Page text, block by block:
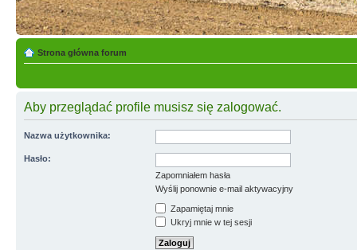
Strona główna forum
Aby przeglądać profile musisz się zalogować.
Nazwa użytkownika:
Hasło:
Zapomniałem hasła
Wyślij ponownie e-mail aktywacyjny
Zapamiętaj mnie
Ukryj mnie w tej sesji